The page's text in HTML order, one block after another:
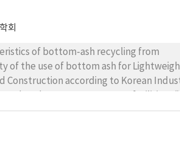
회
of bottom-ash recycling from
of the use of bottom ash for
Construction according to Korean
particle sizes. In particular, the two
the Lightweight Aggregate for
characteristics criteria of the Bottom